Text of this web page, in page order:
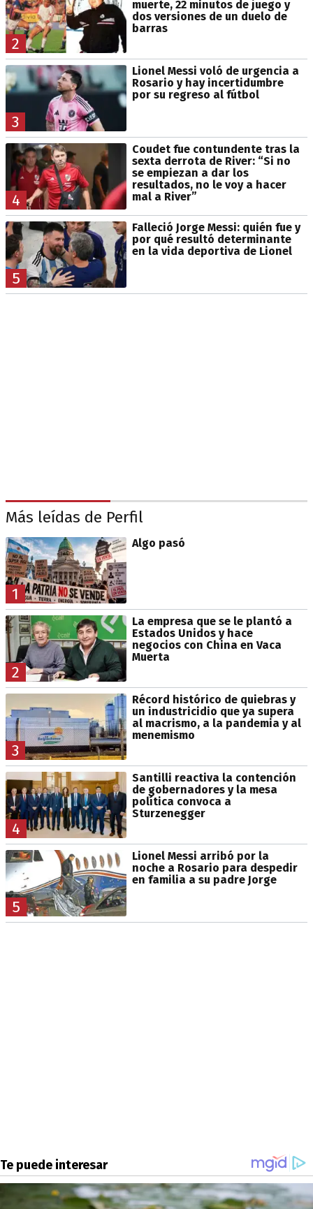
2
muerte, 22 minutos de juego y
dos versiones de un duelo de
barras
3
Lionel Messi voló de urgencia a
Rosario y hay incertidumbre
por su regreso al fútbol
4
Coudet fue contundente tras la
sexta derrota de River: “Si no
se empiezan a dar los
resultados, no le voy a hacer
mal a River”
5
Falleció Jorge Messi: quién fue y
por qué resultó determinante
en la vida deportiva de Lionel
Más leídas de Perfil
1
Algo pasó
2
La empresa que se le plantó a
Estados Unidos y hace
negocios con China en Vaca
Muerta
3
Récord histórico de quiebras y
un industricidio que ya supera
al macrismo, a la pandemia y al
menemismo
4
Santilli reactiva la contención
de gobernadores y la mesa
política convoca a
Sturzenegger
5
Lionel Messi arribó por la
noche a Rosario para despedir
en familia a su padre Jorge